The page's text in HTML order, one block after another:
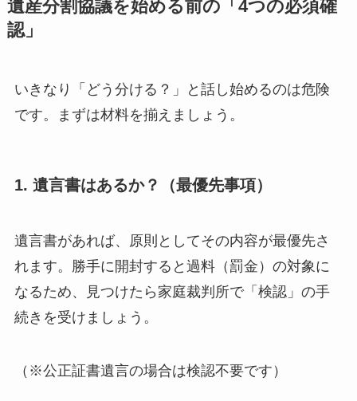
遺産分割協議を始める前の「4つの必須確
認」
いきなり「どう分ける？」と話し始めるのは危険
です。まずは材料を揃えましょう。
1. 遺言書はあるか？（最優先事項）
遺言書があれば、原則としてその内容が最優先さ
れます。勝手に開封すると過料（罰金）の対象に
なるため、見つけたら家庭裁判所で「検認」の手
続きを受けましょう。
（※公正証書遺言の場合は検認不要です）